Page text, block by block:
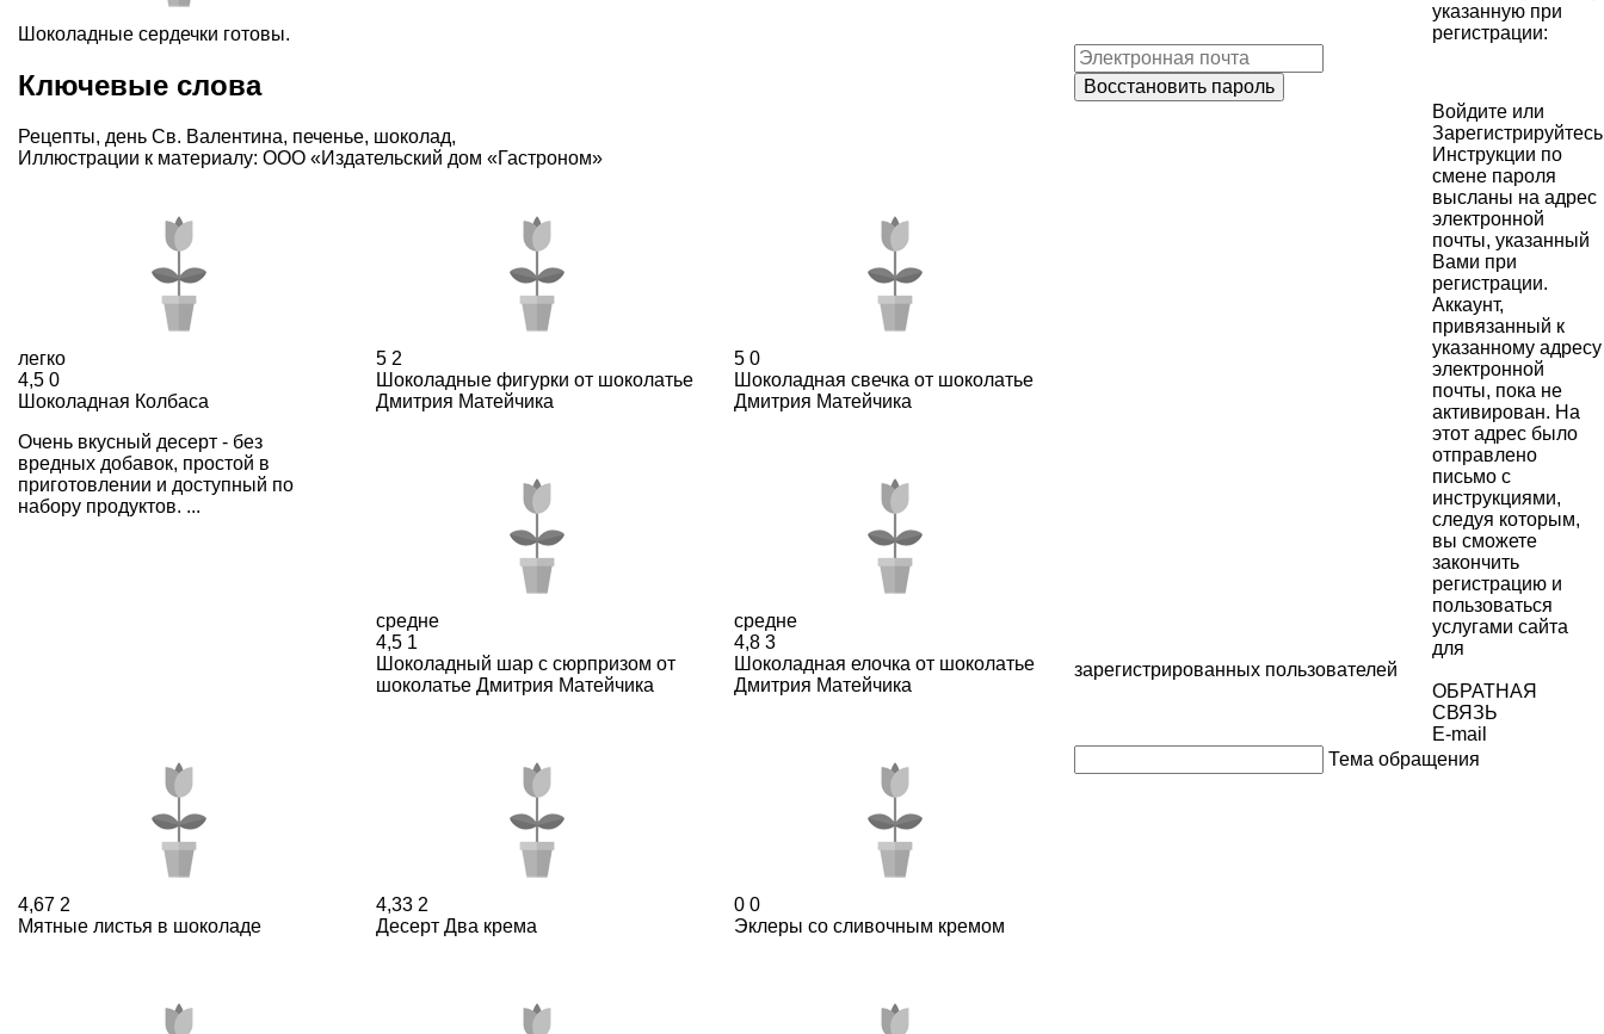
Шоколадные сердечки готовы.
Ключевые слова
Рецепты, день Св. Валентина, печенье, шоколад,
Иллюстрации к материалу: ООО «Издательский дом «Гастроном»
легко
4,5 0
Шоколадная Колбаса
Очень вкусный десерт - без
вредных добавок, простой в
приготовлении и доступный по
набору продуктов. ...
5 2
Шоколадные фигурки от шоколатье
Дмитрия Матейчика
5 0
Шоколадная свечка от шоколатье
Дмитрия Матейчика
средне
4,5 1
Шоколадный шар с сюрпризом от
шоколатье Дмитрия Матейчика
средне
4,8 3
Шоколадная елочка от шоколатье
Дмитрия Матейчика
4,67 2
Мятные листья в шоколаде
4,33 2
Десерт Два крема
0 0
Эклеры со сливочным кремом
указанную при
регистрации:
Войдите или
Зарегистрируйтесь
Инструкции по
смене пароля
высланы на адрес
электронной
почты, указанный
Вами при
регистрации.
Аккаунт,
привязанный к
указанному адресу
электронной
почты, пока не
активирован. На
этот адрес было
отправлено
письмо с
инструкциями,
следуя которым,
вы сможете
закончить
регистрацию и
пользоваться
услугами сайта
для
зарегистрированных пользователей
ОБРАТНАЯ
СВЯЗЬ
E-mail
Тема обращения